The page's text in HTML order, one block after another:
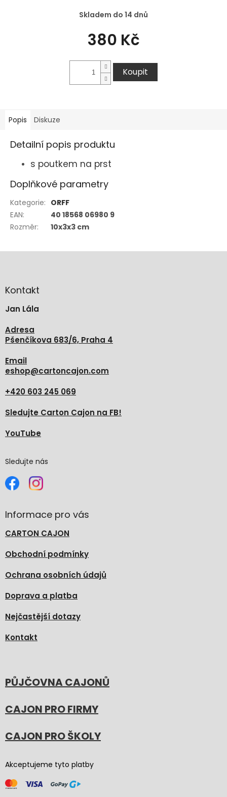
Skladem do 14 dnů
380 Kč
Koupit
Popis Diskuze
Detailní popis produktu
s poutkem na prst
Doplňkové parametry
Kategorie: ORFF
EAN:
40 18568 06980 9
Rozměr: 10x3x3 cm
Z
aKontakt
Jan Lála
Adresa
Pšenčíkova 683/6, Praha 4
Email
eshop@cartoncajon.com
+420 603 245 069
Sledujte Carton Cajon na FB!
YouTube
Sledujte nás
Informace pro vás
CARTON CAJON
Obchodní podmínky
Ochrana osobních údajů
Doprava a platba
Nejčastější dotazy
Kontakt
PŮJČOVNA CAJONŮ
CAJON PRO FIRMY
CAJON PRO ŠKOLY
Akceptujeme tyto platby